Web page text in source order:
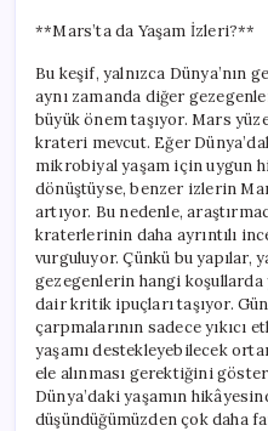
**Mars’ta da Yaşam İzleri?**
Bu keşif, yalnızca Dünya’nın
aynı zamanda diğer
büyük önem taşıyor. Mars
krateri mevcut. Eğer
mikrobiyal yaşam için uygun
dönüştüyse, benzer izlerin
artıyor. Bu nedenle,
kraterlerinin daha ayrıntılı
vurguluyor. Çünkü bu yapılar,
gezegenlerin hangi
dair kritik ipuçları taşıyor.
çarpmalarının sadece yıkıcı
yaşamı destekleyebilecek
ele alınması gerektiğini
Dünya’daki yaşamın
düşündüğümüzden çok daha